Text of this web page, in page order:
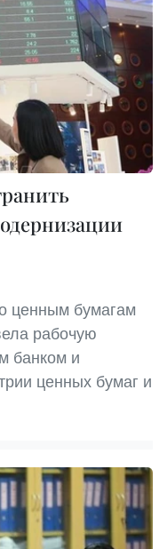
ценным бумагам
рабочую
банком и
ценных бумаг и